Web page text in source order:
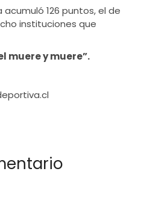
acumuló 126 puntos, el de
instituciones que
muere y muere”.